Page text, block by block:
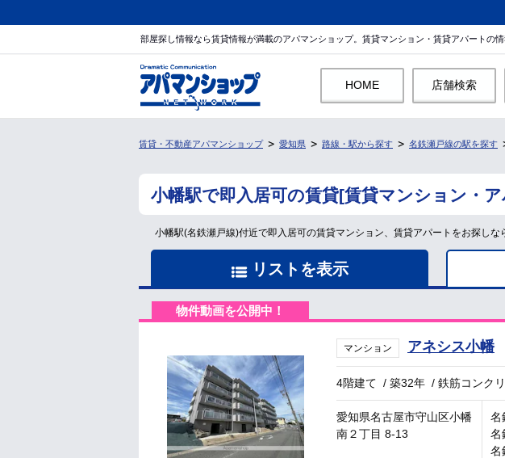
部屋探し情報なら賃貸情報が満載のアパマンショップ。賃貸マンション・賃貸アパートの情
HOME 店舗検索
賃貸・不動産アパマンショップ 愛知県 路線・駅から探す 名鉄瀬戸線の駅を探す
小幡駅で即入居可の賃貸[賃貸マンション・
小幡駅(名鉄瀬戸線)付近で即入居可の賃貸マンション、賃貸アパートをお探し
リストを表示
物件動画を公開中！
マンション アネシス小幡
4階建て /築32年 /鉄筋コンク
愛知県名古屋市守山区小幡
南２丁目 8-13
名
名
名